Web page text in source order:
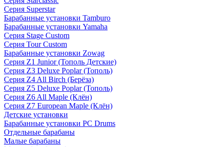
Серия Superstar
Барабанные установки Tamburo
Барабанные установки Yamaha
Серия Stage Custom
Серия Tour Custom
Барабанные установки Zowag
Серия Z1 Junior (Тополь Детские)
Серия Z3 Deluxe Poplar (Тополь)
Серия Z4 All Birch (Берёза)
Серия Z5 Deluxe Poplar (Тополь)
Серия Z6 All Maple (Клён)
Серия Z7 European Maple (Клён)
Детские установки
Барабанные установки PC Drums
Отдельные барабаны
Малые барабаны